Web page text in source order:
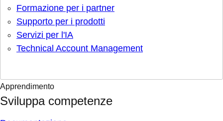
Formazione per i partner
Supporto per i prodotti
Servizi per l'IA
Technical Account Management
Apprendimento
Sviluppa competenze